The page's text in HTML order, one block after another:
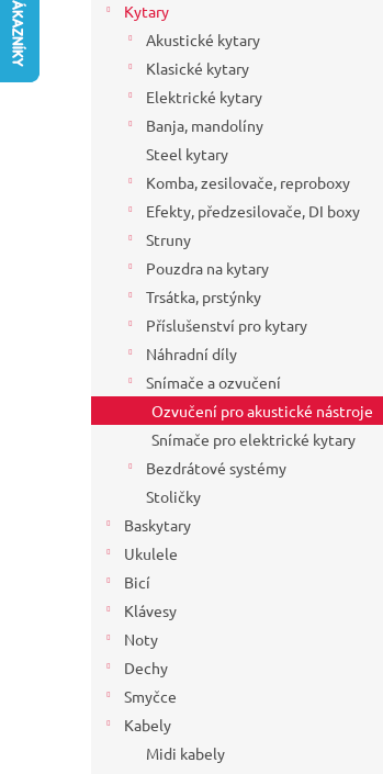
Kytary
Akustické kytary
Klasické kytary
Elektrické kytary
Banja, mandolíny
Steel kytary
Komba, zesilovače, reproboxy
Efekty, předzesilovače, DI boxy
Struny
Pouzdra na kytary
Trsátka, prstýnky
Příslušenství pro kytary
Náhradní díly
Snímače a ozvučení
Ozvučení pro akustické nástroje
Snímače pro elektrické kytary
Bezdrátové systémy
Stoličky
Baskytary
Ukulele
Bicí
Klávesy
Noty
Dechy
Smyčce
Kabely
Midi kabely